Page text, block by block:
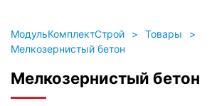
МодульКомплектСтрой > Товары
>
Мелкозернистый бетон
Мелкозернистый бетон